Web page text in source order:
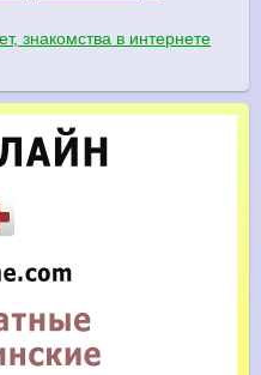
знакомства в интернете